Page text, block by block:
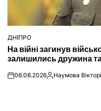
ОПУБЛІКУВАТИ
У
ДНІПРО
На війні загинув
залишились дружина
on06.08.2026Опубліковано
Наумова